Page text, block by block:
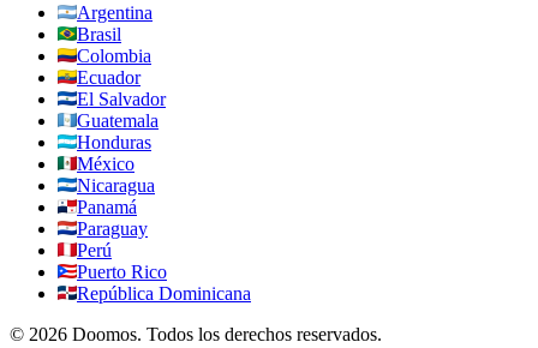
Argentina
Brasil
Colombia
Ecuador
El Salvador
Guatemala
Honduras
México
Nicaragua
Panamá
Paraguay
Perú
Puerto Rico
República Dominicana
© 2026 Doomos. Todos los derechos reservados.